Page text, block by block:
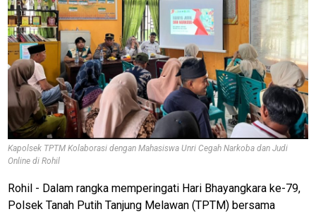
Kapolsek TPTM Kolaborasi dengan Mahasiswa Unri Cegah Narkoba dan Judi
Online di Rohil
Rohil - Dalam rangka memperingati Hari Bhayangkara ke-79,
Polsek Tanah Putih Tanjung Melawan (TPTM) bersama